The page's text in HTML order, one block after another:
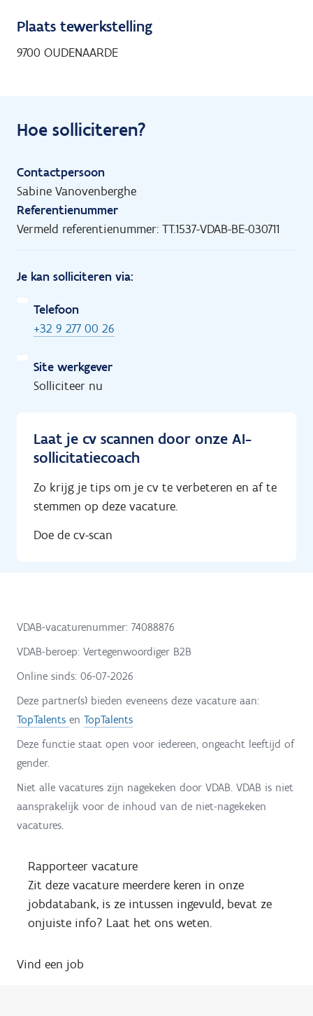
Plaats tewerkstelling
9700 OUDENAARDE
Hoe solliciteren?
Contactpersoon
Sabine Vanovenberghe
Referentienummer
Vermeld referentienummer: TT.1537-VDAB-BE-030711
Je kan solliciteren via:
Telefoon
+32 9 277 00 26
Site werkgever
Solliciteer nu
Laat je cv scannen door onze AI-
sollicitatiecoach
Zo krijg je tips om je cv te verbeteren en af te
stemmen op deze vacature.
Doe de cv-scan
VDAB-vacaturenummer: 74088876
VDAB-beroep: Vertegenwoordiger B2B
Online sinds: 06-07-2026
Deze partner(s) bieden eveneens deze vacature aan:
TopTalents en TopTalents
Deze functie staat open voor iedereen, ongeacht leeftijd of
gender.
Niet alle vacatures zijn nagekeken door VDAB. VDAB is niet
aansprakelijk voor de inhoud van de niet-nagekeken
vacatures.
Rapporteer vacature
Zit deze vacature meerdere keren in onze
jobdatabank, is ze intussen ingevuld, bevat ze
onjuiste info? Laat het ons weten.
Vind een job